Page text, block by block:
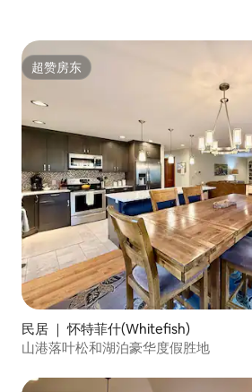
超赞房东
超赞房东
民居 ｜ 怀特菲什(Whitefish)
山港落叶松和湖泊豪华度假胜地